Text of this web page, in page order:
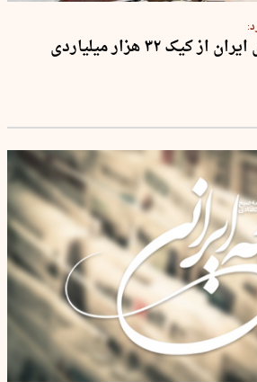
سهم سه‌‌دهم درصدی ایران از کیک ۳۲ هزار میلیاردی